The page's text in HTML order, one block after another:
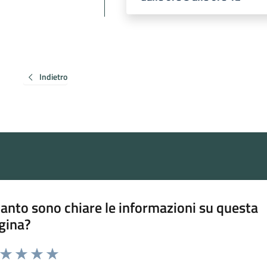
Indietro
sono chiare le informazioni su questa
da 1 a 5 stelle la pagina